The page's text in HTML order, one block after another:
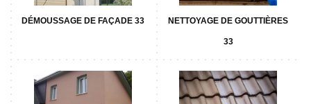
DÉMOUSSAGE DE FAÇADE 33 NETTOYAGE DE GOUTTIÈRES
33